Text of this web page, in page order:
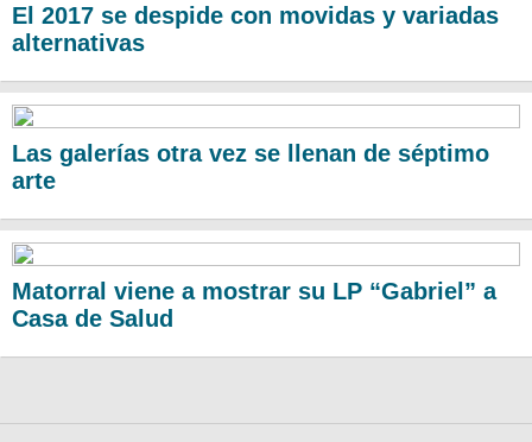
El 2017 se despide con movidas y variadas
alternativas
Las galerías otra vez se llenan de séptimo
arte
Matorral viene a mostrar su LP “Gabriel” a
Casa de Salud